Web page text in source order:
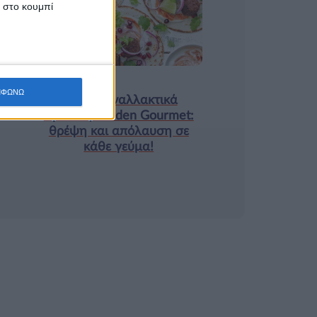
στο κουμπί
Φυτικά Εναλλακτικά
Κρέατος Garden Gourmet:
θρέψη και απόλαυση σε
κάθε γεύμα!